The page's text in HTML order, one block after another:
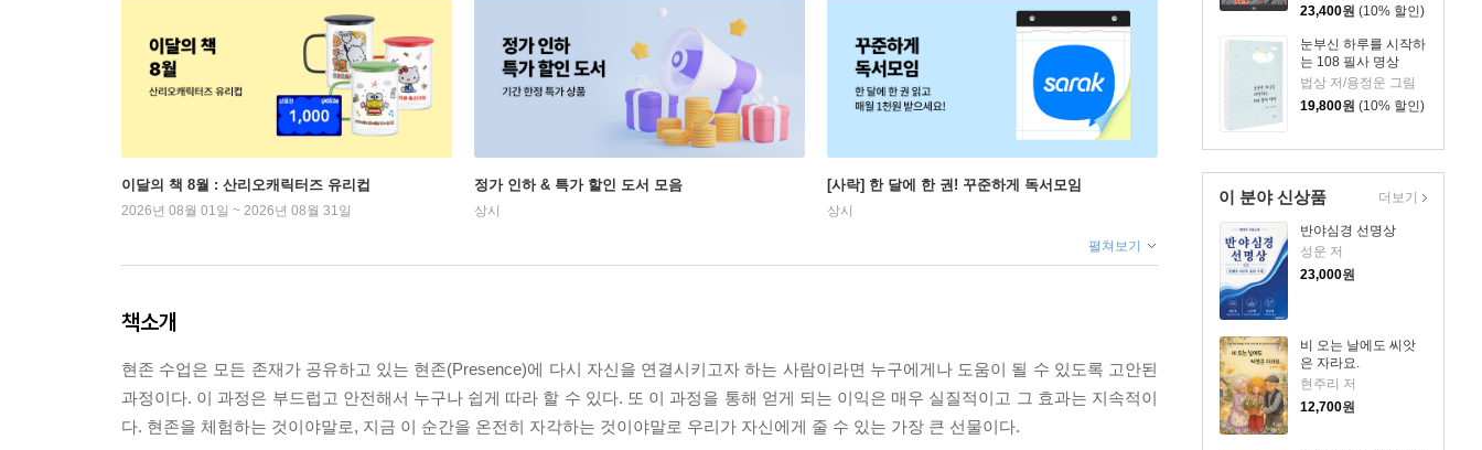
23,400원 (10% 할인)
눈부신 하루를 시작하
는 108 필사 명상
법상 저/용정운 그림
19,800원 (10% 할인)
이 분야 신상품
반야심경 선명상
성운 저
23,000원
비 오는 날에도 씨앗
은 자라요.
현주리 저
12,700원
더보기
이달의 책 8월 : 산리오캐릭터즈 유리컵
2026년 08월 01일 ~ 2026년 08월 31일
정가 인하 & 특가 할인 도서 모음
상시
[사락] 한 달에 한 권! 꾸준하게 독서모임
상시
펼쳐보기
책소개
현존 수업은 모든 존재가 공유하고 있는 현존(Presence)에 다시 자신을 연결시키고자 하는 사람이라면 누구에게나 도움이 될 수 있도록 고안된
과정이다. 이 과정은 부드럽고 안전해서 누구나 쉽게 따라 할 수 있다. 또 이 과정을 통해 얻게 되는 이익은 매우 실질적이고 그 효과는 지속적이
다. 현존을 체험하는 것이야말로, 지금 이 순간을 온전히 자각하는 것이야말로 우리가 자신에게 줄 수 있는 가장 큰 선물이다.